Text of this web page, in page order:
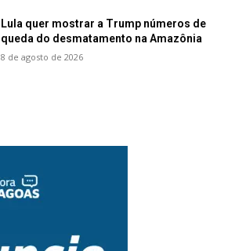
Lula quer mostrar a Trump números de
queda do desmatamento na Amazônia
8 de agosto de 2026